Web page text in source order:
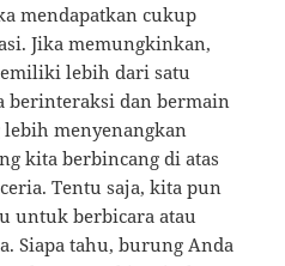
mendapatkan cukup
Jika memungkinkan,
lebih dari satu
berinteraksi dan bermain
lebih menyenangkan
kita berbincang di atas
Tentu saja, kita pun
untuk berbicara atau
Siapa tahu, burung Anda